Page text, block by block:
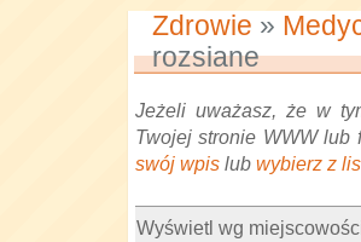
Zdrowie »
rozsiane
Jeżeli uważasz, że w
Twojej stronie WWW
swój wpis lub wybierz z
Wyświetl wg